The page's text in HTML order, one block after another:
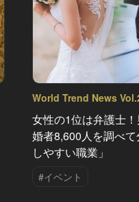
World Trend News
女性の1位は弁護士
婚者8,600人を調べ
しやすい職業」
#イベント